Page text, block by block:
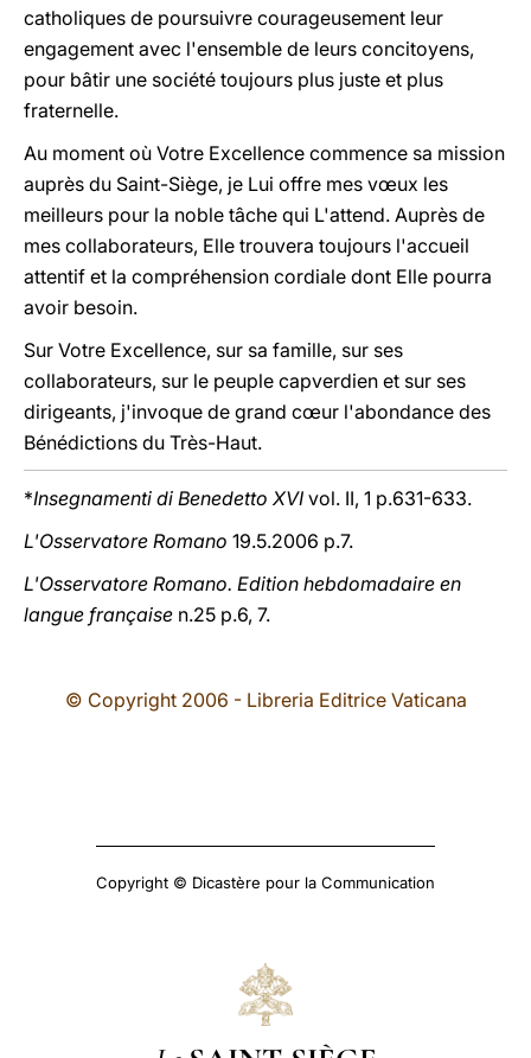
catholiques de poursuivre courageusement leur
engagement avec l'ensemble de leurs concitoyens,
pour bâtir une société toujours plus juste et plus
fraternelle.
Au moment où Votre Excellence commence sa mission
auprès du Saint-Siège, je Lui offre mes vœux les
meilleurs pour la noble tâche qui L'attend. Auprès de
mes collaborateurs, Elle trouvera toujours l'accueil
attentif et la compréhension cordiale dont Elle pourra
avoir besoin.
Sur Votre Excellence, sur sa famille, sur ses
collaborateurs, sur le peuple capverdien et sur ses
dirigeants, j'invoque de grand cœur l'abondance des
Bénédictions du Très-Haut.
*Insegnamenti di Benedetto XVI vol. II, 1 p.631-633.
L'Osservatore Romano 19.5.2006 p.7.
L'Osservatore Romano. Edition hebdomadaire en
langue française n.25 p.6, 7.
© Copyright 2006 - Libreria Editrice Vaticana
Copyright © Dicastère pour la Communication